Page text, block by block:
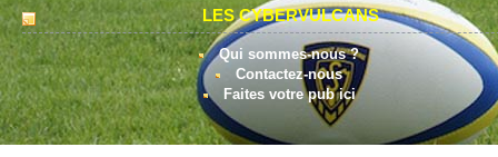
LES CYBERVULCANS
Qui sommes-nous ?
Contactez-nous
Faites votre pub ici